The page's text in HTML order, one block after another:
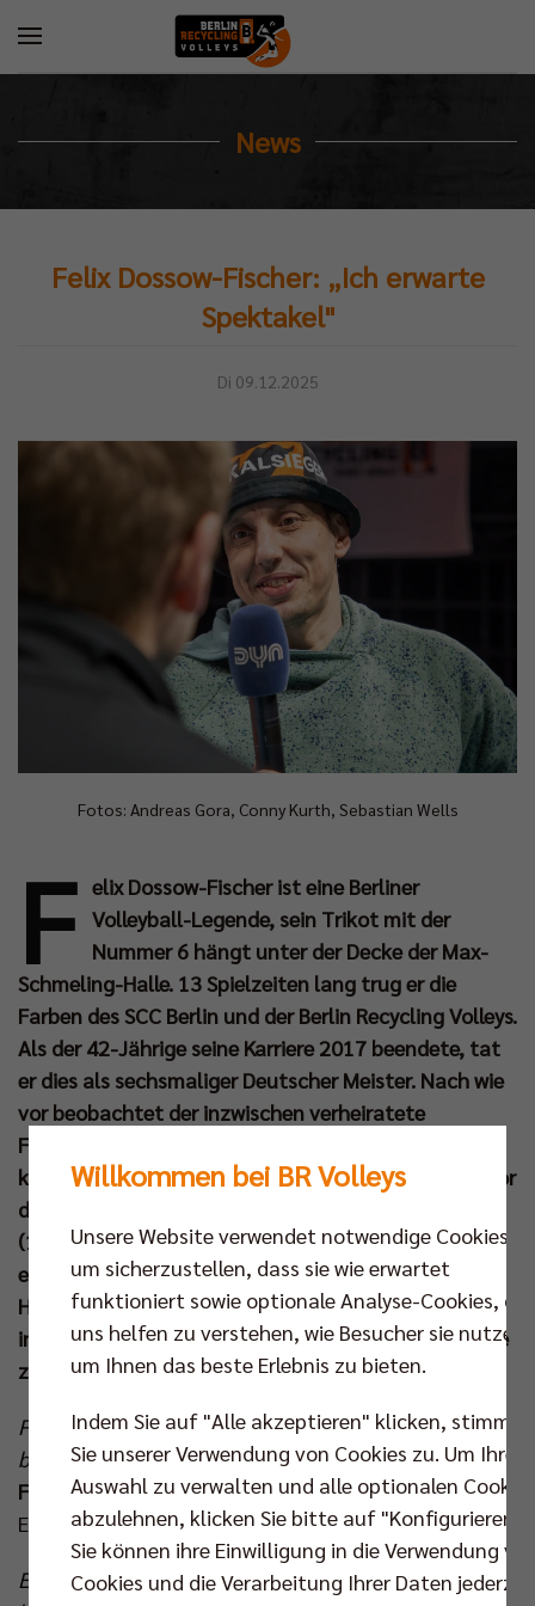
News
Felix Dossow-Fischer: „Ich erwarte
Spektakel"
Di 09.12.2025
Fotos: Andreas Gora, Conny Kurth, Sebastian Wells
F elix Dossow-Fischer ist eine Berliner
Volleyball-Legende, sein Trikot mit der
Nummer 6 hängt unter der Decke der Max-
Schmeling-Halle. 13 Spielzeiten lang trug er die
Farben des SCC Berlin und der Berlin Recycling Volleys.
Als der 42-Jährige seine Karriere 2017 beendete, tat
er dies als sechsmaliger Deutscher Meister. Nach wie
vor beobachtet der inzwischen verheiratete
Familienvater das Geschehen in seinem Sport und
kommentiert bei Dyn Bundesliga- und Pokalspiele. Vor
dem Champions-League-Auftakt am Donnerstag
(11. Dez um 19.30 Uhr) gegen Guaguas Las Palmas
erinnert sich Dossow-Fischer an internationale
Highlights mit den BR Volleys, analysiert ihre Gegner
in der Hauptrunde und die Chancen, das Achtelfinale
zu erreichen.
Felix, wie viele Champions-League-Spiele hast du
bestritten, weißt du das eigentlich?
Felix Dossow-Fischer:„Ne, genau weiß ich das nicht.
Es mögen an die hundert gewesen sein.“
Einer deiner Gegner von damals tritt am Donnerstag
Willkommen bei BR Volleys
Unsere Website verwendet notwendige Cookies,
um sicherzustellen, dass sie wie erwartet
funktioniert sowie optionale Analyse-Cookies, die
uns helfen zu verstehen, wie Besucher sie nutzen,
um Ihnen das beste Erlebnis zu bieten.
Indem Sie auf "Alle akzeptieren" klicken, stimmen
Sie unserer Verwendung von Cookies zu. Um Ihre
Auswahl zu verwalten und alle optionalen Cookies
abzulehnen, klicken Sie bitte auf "Konfigurieren".
Sie können ihre Einwilligung in die Verwendung
Cookies und die Verarbeitung Ihrer Daten